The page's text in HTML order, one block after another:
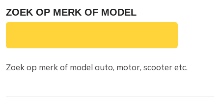
ZOEK OP MERK OF MODEL
Zoek op merk of model auto, motor, scooter etc.